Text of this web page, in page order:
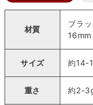
材質
ブラ
16mm
サイズ 約14-
重さ 約2-